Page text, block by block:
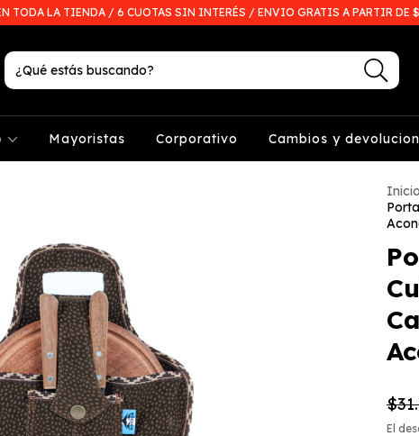
TODA LA TIENDA / 6 CUOTAS SIN INTERÉS / ENVIO GRATIS A PARTIR DE
Mayoristas Corporativo Cambios y
Inicio
El